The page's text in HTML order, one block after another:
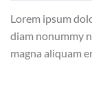
Lorem ipsum
diam nonummy
magna aliquam